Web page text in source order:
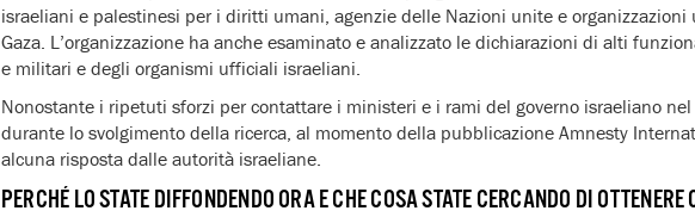
israeliani e palestinesi per i diritti umani, agenzie delle Nazioni unite e organizzazioni
Gaza. L’organizzazione ha anche esaminato e analizzato le dichiarazioni di alti
e militari e degli organismi ufficiali israeliani.
Nonostante i ripetuti sforzi per contattare i ministeri e i rami del governo israeliano
durante lo svolgimento della ricerca, al momento della pubblicazione Amnesty
alcuna risposta dalle autorità israeliane.
PERCHÉ LO STATE DIFFONDENDO ORA E CHE COSA STATE CERCANDO DI OTTENERE